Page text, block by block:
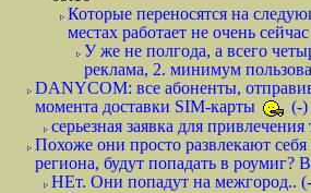
Которые переносятся на
местах работает не очень
У же не полгода, а всего
реклама, 2. минимум
DANYCOM: все абоненты,
момента доставки SIM-карты
(-)
серьезная заявка для
Похоже они просто развлекают
региона, будут попадать в роумиг?
НЕт. Они попадут на межгород..